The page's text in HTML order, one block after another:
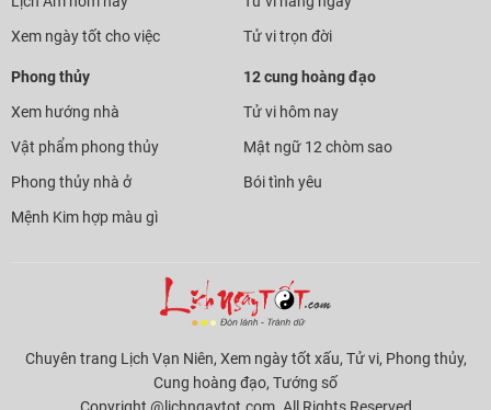
Xem ngày tốt cho việc
Tử vi trọn đời
Phong thủy
Xem hướng nhà
Vật phẩm phong thủy
Phong thủy nhà ở
Mệnh Kim hợp màu gì
12 cung hoàng đạo
Tử vi hôm nay
Mật ngữ 12 chòm sao
Bói tình yêu
Chuyên trang Lịch Vạn Niên, Xem ngày tốt xấu, Tử vi, Phong thủy,
Cung hoàng đạo, Tướng số